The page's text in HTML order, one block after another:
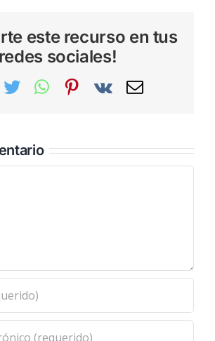
este recurso en tus
redes sociales!
TwitterWhatsAppPinterest
Vk
Correo